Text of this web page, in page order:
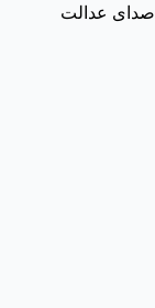
صدای عدالت